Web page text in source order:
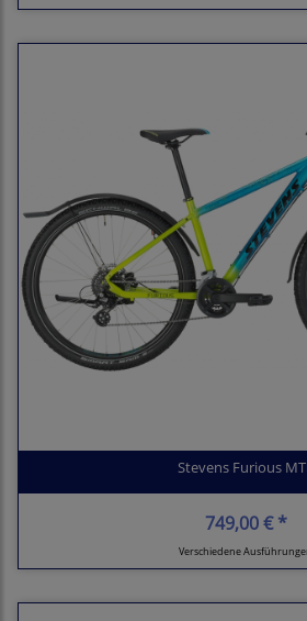
Stevens Furious
749,00 € *
Verschiedene